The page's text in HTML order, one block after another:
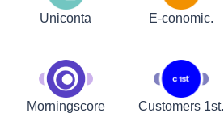
Uniconta E-conomic.
Morningscore Customers 1st.